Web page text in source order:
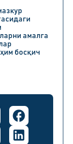
амалга
босқич